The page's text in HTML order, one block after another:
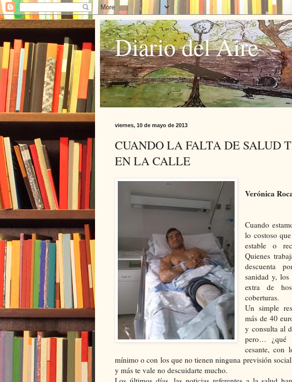
Diario del Aire
viernes, 10 de mayo de 2013
CUANDO LA FALTA DE SALUD
EN LA CALLE
Verónica
Cuando
lo costoso
estable o
Quienes
descuenta
sanidad y, los
extra de
coberturas.
Un simple
más de 40
y consulta al
pero… ¿qué
cesante, con
mínimo o con los que no tienen ninguna previsión
y más te vale no descuidarte mucho.